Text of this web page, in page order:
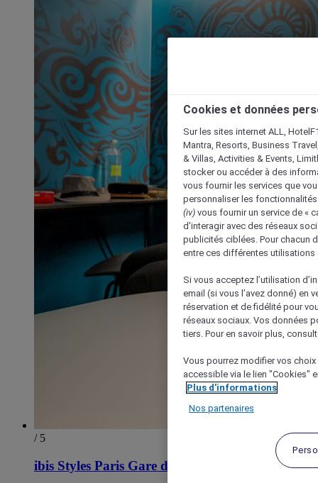
/ 5
ibis Styles Paris Gare de l'Est Magenta
Cookies et données
Sur les sites internet ALL,
Mantra, Resorts, Business
& Villas, Activities & Events,
stocker ou accéder à des
vous fournir les services que
personnaliser les
(iv) vous fournir un service de «
d'interagir avec des réseaux
publicités ciblées. Pour chacun
entre ces différentes utilisations
Si vous acceptez l’utilisation
email (si vous l’avez donné) en
réservation et de fidélité pour
réseaux sociaux. Vos données
tiers. Pour en savoir plus,
Vous pourrez modifier vos
accessible via le lien "Cookies"
Plus d'informations
Nos partenaires